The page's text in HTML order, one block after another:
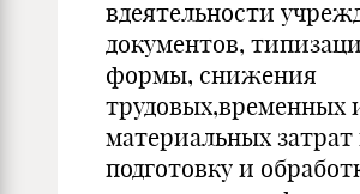
вдеятельности
документов,
формы, снижения
трудовых,временных
материальных затрат
подготовку и